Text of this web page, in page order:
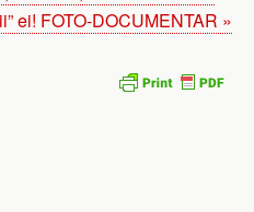
ei! FOTO-DOCUMENTAR »